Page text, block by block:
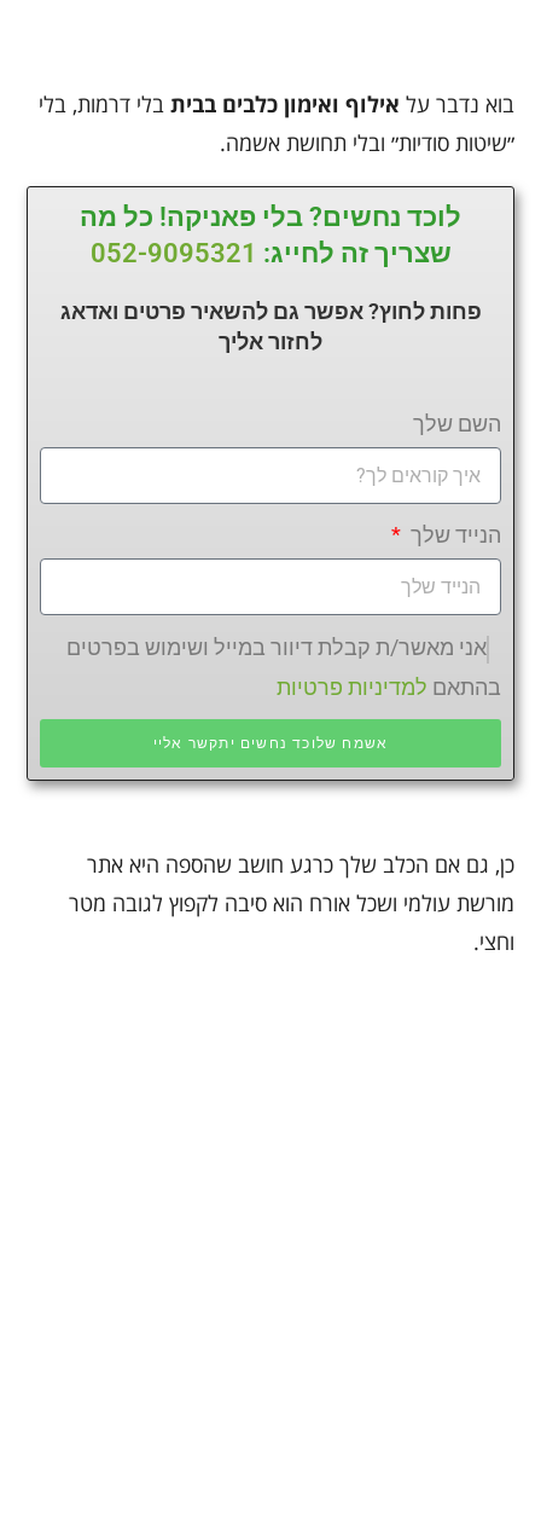
בוא נדבר על אילוף ואימון כלבים בבית בלי דרמות, בלי
״שיטות סודיות״ ובלי תחושת אשמה.
לוכד נחשים? בלי פאניקה! כל מה
שצריך זה לחייג: 052-9095321
פחות לחוץ? אפשר גם להשאיר פרטים ואדאג
לחזוראליך
השם שלך
הנייד שלך
אני מאשר/ת קבלת דיוור במייל ושימוש בפרטים
בהתאם למדיניות פרטיות
אשמח שלוכד נחשים יתקשר אליי
כן, גם אם הכלב שלך כרגע חושב שהספה היא אתר
מורשת עולמי ושכל אורח הוא סיבה לקפוץ לגובה מטר
וחצי.